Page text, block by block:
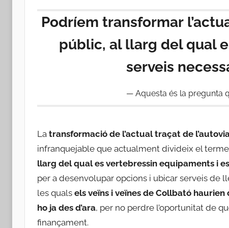
Podríem transformar
públic, al llarg del qual
serveis
Aquesta és la pregunta
La transformació de l’actual traçat de
infranquejable que actualment divideix el
llarg del qual es vertebressin equipaments i
per a desenvolupar opcions i ubicar serveis de
les quals els veïns i veïnes de Collbató
ho ja des d’ara, per no perdre l’oportunitat de
finançament.